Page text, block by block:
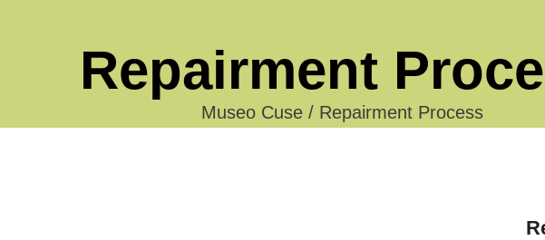
Repairment
Museo Cuse/ Repairment Process